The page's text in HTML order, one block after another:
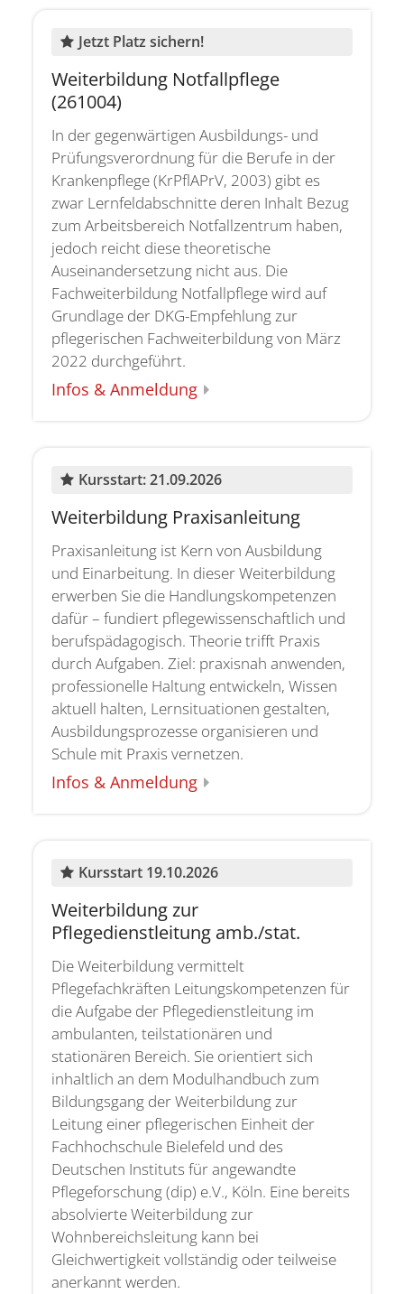
Jetzt Platz sichern!:
Weiterbildung Notfallpflege
(261004)
In der gegenwärtigen Ausbildungs- und
Prüfungsverordnung für die Berufe in der
Krankenpflege (KrPflAPrV, 2003) gibt es
zwar Lernfeldabschnitte deren Inhalt Bezug
zum Arbeitsbereich Notfallzentrum haben,
jedoch reicht diese theoretische
Auseinandersetzung nicht aus. Die
Fachweiterbildung Notfallpflege wird auf
Grundlage der DKG-Empfehlung zur
pflegerischen Fachweiterbildung von März
2022 durchgeführt.
Infos & Anmeldung
Kursstart: 21.09.2026:
Weiterbildung Praxisanleitung
Praxisanleitung ist Kern von Ausbildung
und Einarbeitung. In dieser Weiterbildung
erwerben Sie die Handlungskompetenzen
dafür – fundiert pflegewissenschaftlich und
berufspädagogisch. Theorie trifft Praxis
durch Aufgaben. Ziel: praxisnah anwenden,
professionelle Haltung entwickeln, Wissen
aktuell halten, Lernsituationen gestalten,
Ausbildungsprozesse organisieren und
Schule mit Praxis vernetzen.
Infos & Anmeldung
Kursstart 19.10.2026:
Weiterbildung zur
Pflegedienstleitung amb./stat.
Die Weiterbildung vermittelt
Pflegefachkräften Leitungskompetenzen für
die Aufgabe der Pflegedienstleitung im
ambulanten, teilstationären und
stationären Bereich. Sie orientiert sich
inhaltlich an dem Modulhandbuch zum
Bildungsgang der Weiterbildung zur
Leitung einer pflegerischen Einheit der
Fachhochschule Bielefeld und des
Deutschen Instituts für angewandte
Pflegeforschung (dip) e.V., Köln. Eine bereits
absolvierte Weiterbildung zur
Wohnbereichsleitung kann bei
Gleichwertigkeit vollständig oder teilweise
anerkannt werden.